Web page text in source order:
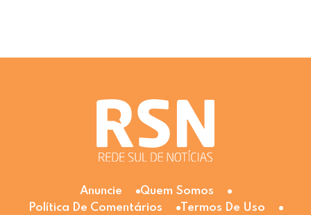
Anuncie
Quem Somos
Política De Comentários
Termos De Uso